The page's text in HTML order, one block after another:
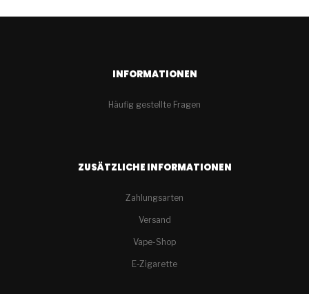
INFORMATIONEN
Häufig gestellte Fragen
ZUSÄTZLICHE INFORMATIONEN
Zahlungsarten
Versand
Vape-Shop
E-Zigarette